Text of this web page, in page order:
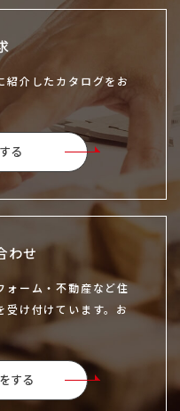
紹介したカタログをお
る
わせ
ォーム・不動産など住
受け付けています。お
する